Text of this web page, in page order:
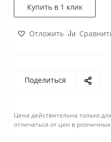
Купить в 1 клик
Отложить
Поделиться
Цена действительна только
отличаться от цен в